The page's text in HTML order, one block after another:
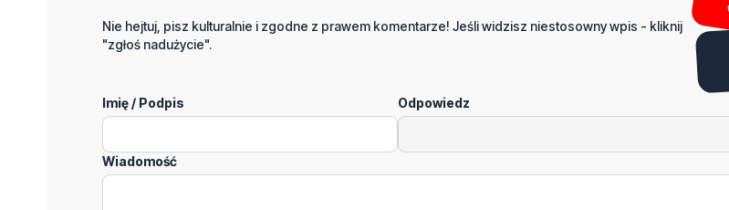
Nie hejtuj, pisz kulturalnie i zgodne z prawem komentarze! Jeśli widzisz niestosowny wpis - kliknij
"zgłoś nadużycie".
Imię / Podpis Odpowiedz
Wiadomość